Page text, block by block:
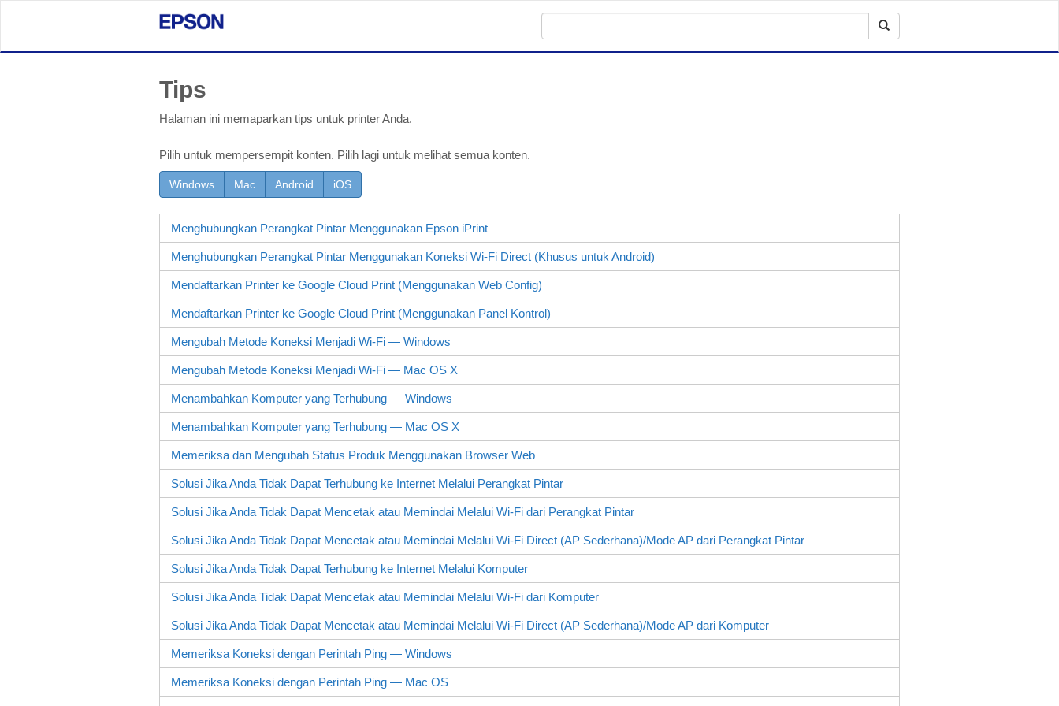
Tips
Halaman ini memaparkan tips untuk printer Anda.
Pilih untuk mempersempit konten. Pilih lagi untuk melihat semua konten.
Windows Mac Android iOS
Menghubungkan Perangkat Pintar Menggunakan Epson iPrint
Menghubungkan Perangkat Pintar Menggunakan Koneksi Wi-Fi Direct (Khusus untuk Android)
Mendaftarkan Printer ke Google Cloud Print (Menggunakan Web Config)
Mendaftarkan Printer ke Google Cloud Print (Menggunakan Panel Kontrol)
Mengubah Metode Koneksi Menjadi Wi-Fi — Windows
Mengubah Metode Koneksi Menjadi Wi-Fi — Mac OS X
Menambahkan Komputer yang Terhubung — Windows
Menambahkan Komputer yang Terhubung — Mac OS X
Memeriksa dan Mengubah Status Produk Menggunakan Browser Web
Solusi Jika Anda Tidak Dapat Terhubung ke Internet Melalui Perangkat Pintar
Solusi Jika Anda Tidak Dapat Mencetak atau Memindai Melalui Wi-Fi dari Perangkat Pintar
Solusi Jika Anda Tidak Dapat Mencetak atau Memindai Melalui Wi-Fi Direct (AP Sederhana)/Mode AP dari Perangkat Pintar
Solusi Jika Anda Tidak Dapat Terhubung ke Internet Melalui Komputer
Solusi Jika Anda Tidak Dapat Mencetak atau Memindai Melalui Wi-Fi dari Komputer
Solusi Jika Anda Tidak Dapat Mencetak atau Memindai Melalui Wi-Fi Direct (AP Sederhana)/Mode AP dari Komputer
Memeriksa Koneksi dengan Perintah Ping — Windows
Memeriksa Koneksi dengan Perintah Ping — Mac OS